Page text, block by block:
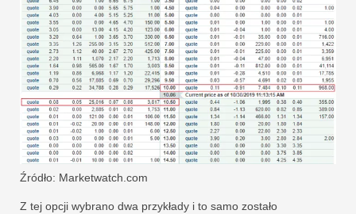
Źródło: Marketwatch.com
Z tej opcji wybrano dwa przykłady i to samo zostało